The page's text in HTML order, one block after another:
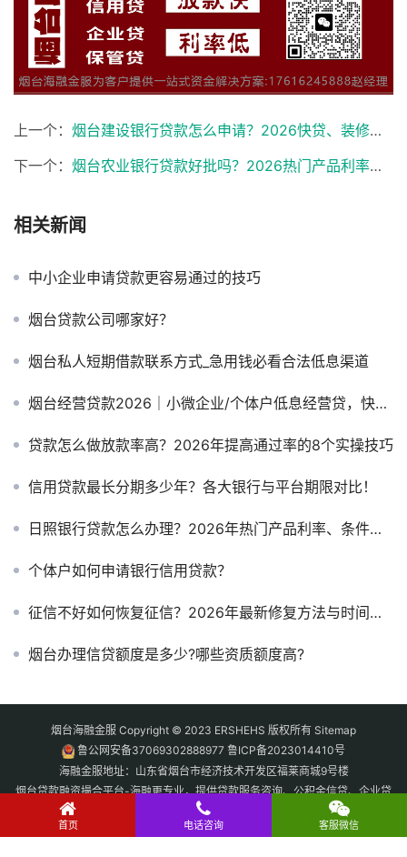
上一个： 烟台建设银行贷款怎么申请？2026快贷、装修贷、房抵贷利率与条件全解析
下一个： 烟台农业银行贷款好批吗？2026热门产品利率、条件与申请攻略
相关新闻
中小企业申请贷款更容易通过的技巧
烟台贷款公司哪家好？
烟台私人短期借款联系方式_急用钱必看合法低息渠道
烟台经营贷款2026｜小微企业/个体户低息经营贷，快速放款
贷款怎么做放款率高？2026年提高通过率的8个实操技巧
信用贷款最长分期多少年？各大银行与平台期限对比！
日照银行贷款怎么办理？2026年热门产品利率、条件与申请攻略
个体户如何申请银行信用贷款？
征信不好如何恢复征信？2026年最新修复方法与时间周期全解析
烟台办理信贷额度是多少?哪些资质额度高?
烟台海融金服 Copyright © 2023 ERSHEHS 版权所有 Sitemap
鲁公网安备37069302888977 鲁ICP备2023014410号
海融金服地址：山东省烟台市经济技术开发区福莱商城9号楼
烟台贷款融资撮合平台-海融更专业，提供贷款服务咨询、公积金信贷、企业贷
款、房产抵押贷款、汽车抵押贷款、黄金抵押贷款、无抵押信贷咨询、奢侈品
抵押回收。
首页 电话咨询 客服微信